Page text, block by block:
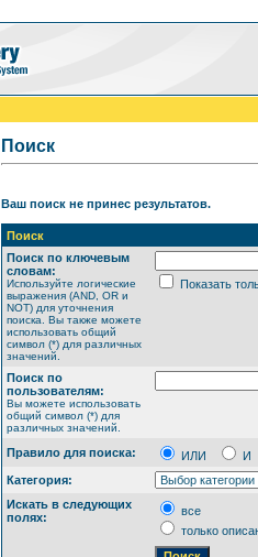
Поиск
Ваш поиск не принес результатов.
Поиск
Поиск по ключевым
словам:
Используйте логические
выражения (AND, OR и
NOT) для уточнения
поиска. Вы также можете
использовать общий
символ (*) для различных
значений.
Показать
Поиск по
пользователям:
Вы можете использовать
общий символ (*) для
различных значений.
Правило для поиска: ИЛИ
И
Категория:
Искать в следующих
полях:
все
только